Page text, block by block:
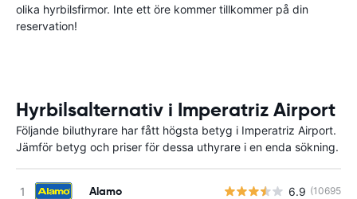
olika hyrbilsfirmor. Inte ett öre kommer tillkommer på din
reservation!
Hyrbilsalternativ i Imperatriz Airport
Följande biluthyrare har fått högsta betyg i Imperatriz Airport.
Jämför betyg och priser för dessa uthyrare i en enda sökning.
Alamo 6.9 (10695)